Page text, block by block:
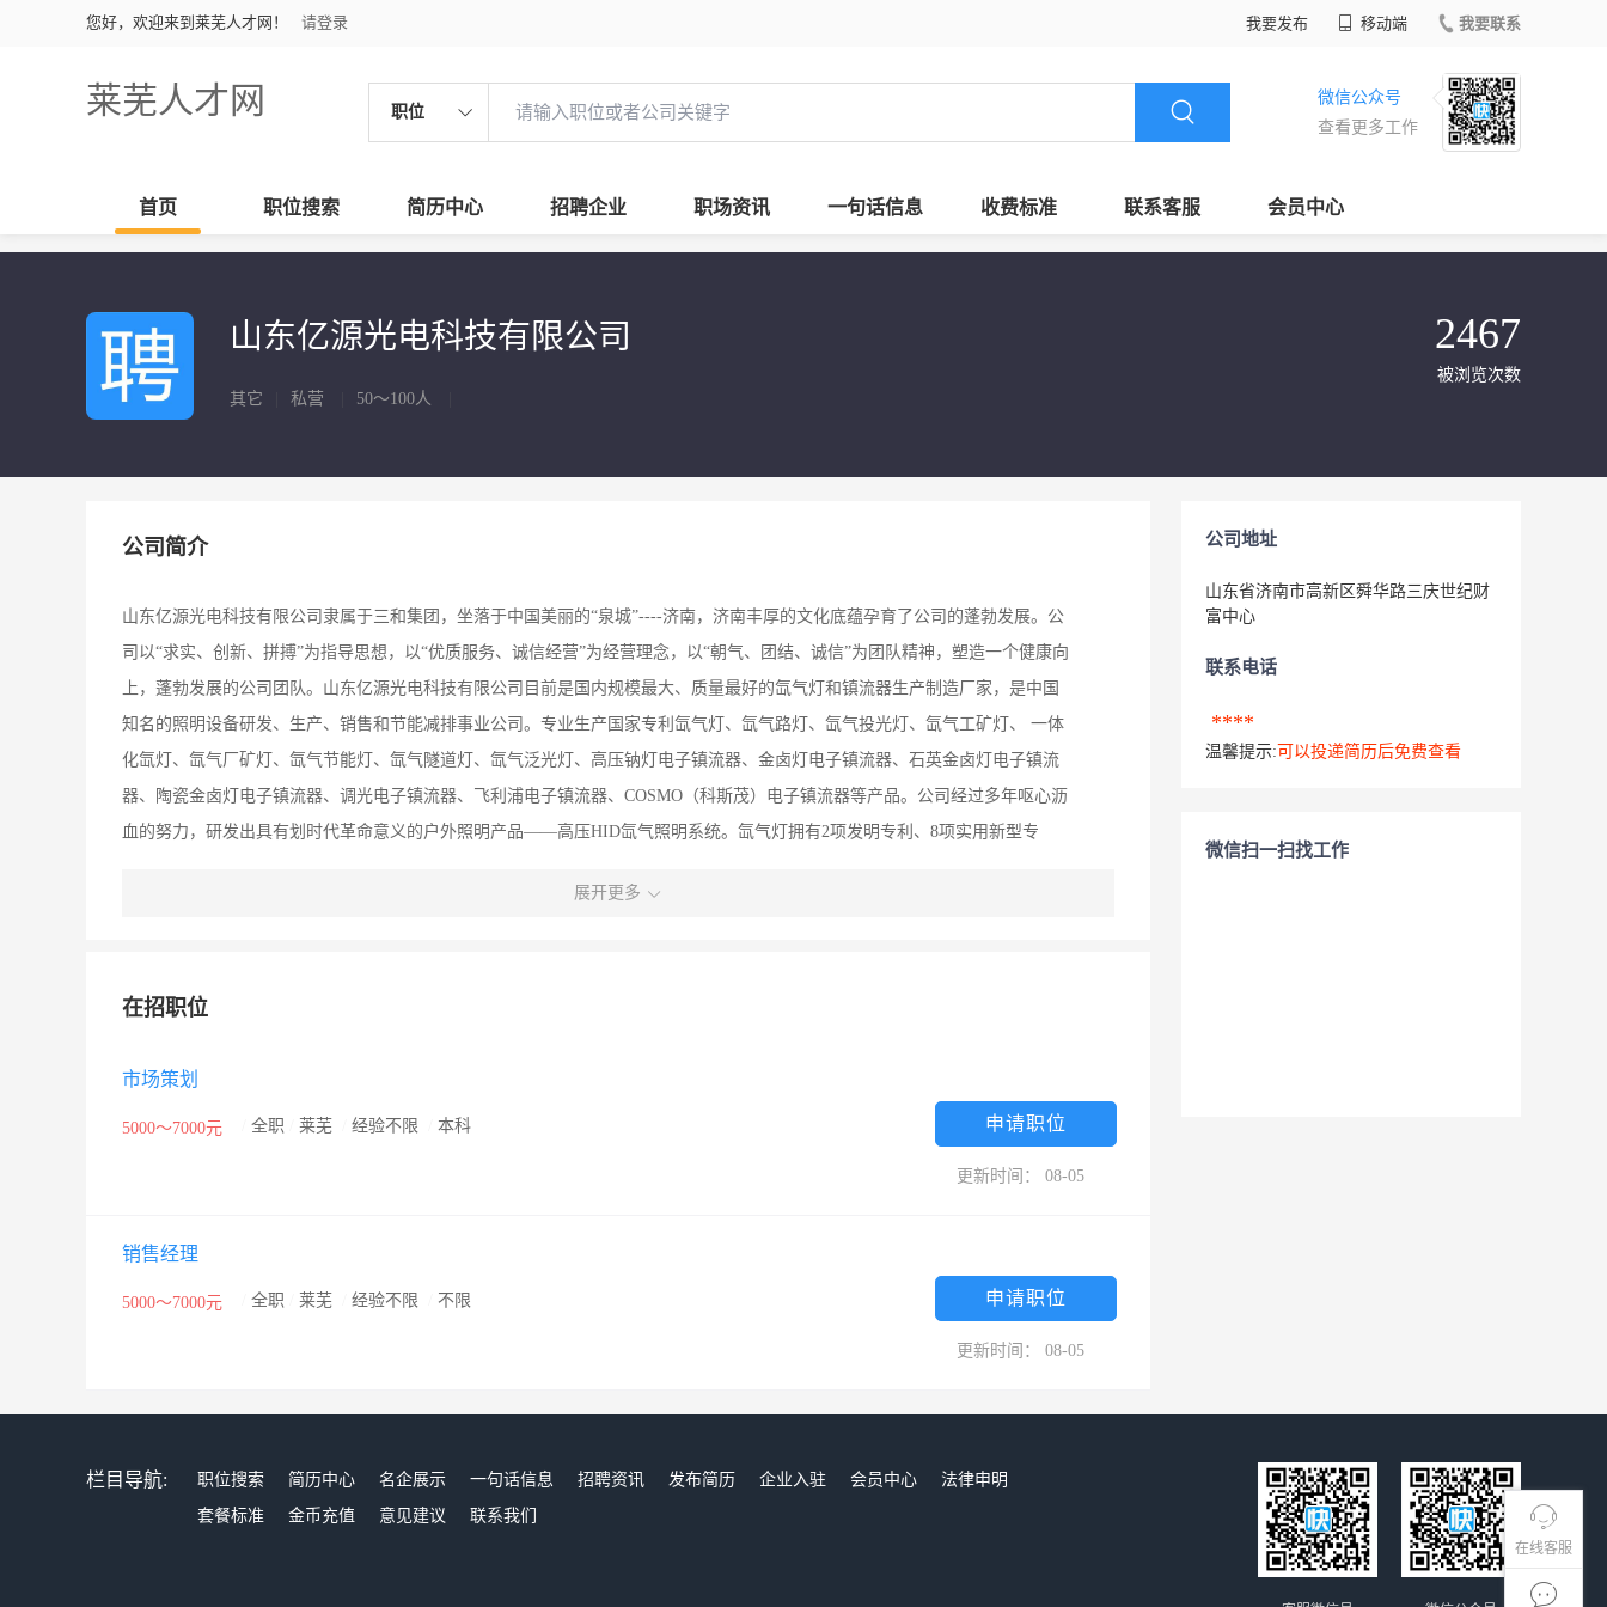
您好，欢迎来到莱芜人才网！ 请登录 我要发布 移动端 我要联系
莱芜人才网 职位
微信公众号
查看更多工作
首页 职位搜索 简历中心 招聘企业 职场资讯 一句话信息 收费标准 联系客服 会员中心
在线客服
山东亿源光电科技有限公司
其它 私营 50～100人
2467
被浏览次数
公司简介
山东亿源光电科技有限公司隶属于三和集团，坐落于中国美丽的“泉城”----济南，济南丰厚的文化底蕴孕育了公司的蓬勃发展。公
司以“求实、创新、拼搏”为指导思想，以“优质服务、诚信经营”为经营理念，以“朝气、团结、诚信”为团队精神，塑造一个健康向
上，蓬勃发展的公司团队。山东亿源光电科技有限公司目前是国内规模最大、质量最好的氙气灯和镇流器生产制造厂家，是中国
知名的照明设备研发、生产、销售和节能减排事业公司。专业生产国家专利氙气灯、氙气路灯、氙气投光灯、氙气工矿灯、 一体
化氙灯、氙气厂矿灯、氙气节能灯、氙气隧道灯、氙气泛光灯、高压钠灯电子镇流器、金卤灯电子镇流器、石英金卤灯电子镇流
器、陶瓷金卤灯电子镇流器、调光电子镇流器、飞利浦电子镇流器、COSMO（科斯茂）电子镇流器等产品。公司经过多年呕心沥
血的努力，研发出具有划时代革命意义的户外照明产品——高压HID氙气照明系统。氙气灯拥有2项发明专利、8项实用新型专
件应用产品质量监督检验中心检测，符合国家道路照明标准。经检测综合节电效果达到70％以上。其显色指数、投射、透雾性
刻实验，为保证产品的高品质奠定了厚实的基础。为使灯具配光优化到最佳状态，基地内建有大型升降配光设备，可对光源及灯
的同时，为不断改进产品，提升产品品质提供依据。 目前三和集团在德州、深圳、北京、青岛、苏州、济南等地区分设6大生产
基地，拥有博士25名，硕士16名，本科81人，技工6000余人，并与国际知名公司飞利浦（PHILIPS）,通用电气（GE）、欧司朗
展开更多
在招职位
市场策划
5000～7000元 全职 莱芜 经验不限 本科 申请职位
更新时间： 08-05
销售经理
5000～7000元 全职 莱芜 经验不限 不限 申请职位
更新时间： 08-05
公司地址
山东省济南市高新区舜华路三庆世纪财
富中心
联系电话
****
温馨提示: 可以投递简历后免费查看
微信扫一扫找工作
栏目导航: 职位搜索 简历中心 名企展示 一句话信息 招聘资讯 发布简历 企业入驻 会员中心
法律申明
套餐标准
金币充值 意见建议 联系我们